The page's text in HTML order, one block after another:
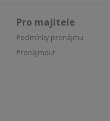
Pro majitele
Podmínky pronájmu
Pronajmout